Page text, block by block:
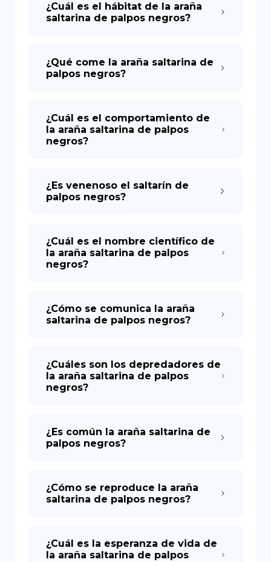
¿Cuál es el hábitat de la araña
saltarina de palpos negros?
¿Qué come la araña saltarina de
palpos negros?
¿Cuál es el comportamiento de
la araña saltarina de palpos
negros?
¿Es venenoso el saltarín de
palpos negros?
¿Cuál es el nombre científico de
la araña saltarina de palpos
negros?
¿Cómo se comunica la araña
saltarina de palpos negros?
¿Cuáles son los depredadores de
la araña saltarina de palpos
negros?
¿Es común la araña saltarina de
palpos negros?
¿Cómo se reproduce la araña
saltarina de palpos negros?
¿Cuál es la esperanza de vida de
la araña saltarina de palpos